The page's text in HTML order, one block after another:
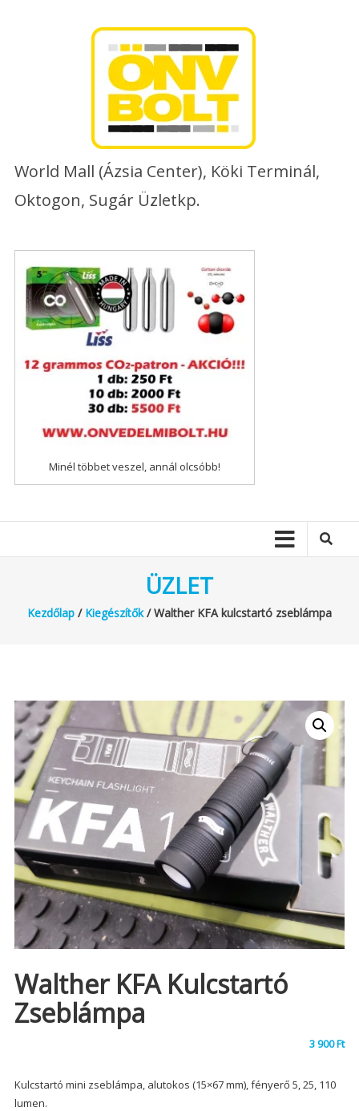
World Mall (Ázsia Center), Köki Terminál,
Oktogon, Sugár Üzletkp.
Minél többet veszel, annál olcsóbb!
ÜZLET
Kezdőlap/ Kiegészítők/ Walther KFA kulcstartó zseblámpa
Walther KFA Kulcstartó
Zseblámpa
3 900Ft
Kulcstartó mini zseblámpa, alutokos (15×67 mm), fényerő 5, 25, 110
lumen.